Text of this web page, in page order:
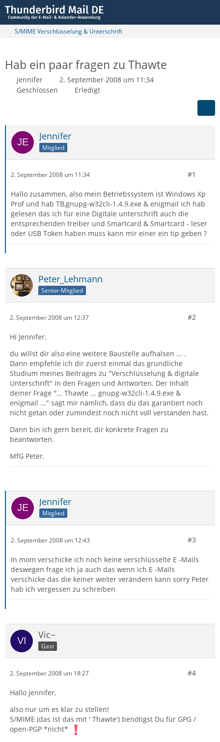
S/MIME Verschlüsselung & Unterschrift
Hab ein paar fragen zu Thawte
Jennifer
2. September 2008 um 11:34
Geschlossen
Erledigt
Jennifer
Mitglied
2. September 2008 um 11:34 #1
Hallo zusammen, also mein Betriebssystem ist Windows Xp
Prof und hab TB,gnupg-w32cli-1.4.9.exe & enigmail ich hab
gelesen das ich für eine Digitale unterschrift auch die
entsprechenden treiber und Smartcard & Smartcard - leser
oder USB Token haben muss kann mir einer ein tip geben ?
Peter_Lehmann
Senior-Mitglied
2. September 2008 um 12:37 #2
Hi Jennifer,
du willst dir also eine weitere Baustelle aufhalsen ... .
Dann empfehle ich dir zuerst einmal das gründliche
Studium meines Beitrages zu "Verschlüsselung & digitale
Unterschrift" in den Fragen und Antworten. Der Inhalt
deiner Frage "... Thawte ... gnupg-w32cli-1.4.9.exe &
enigmail ..." sagt mir nämlich, dass du das garantiert noch
nicht getan oder zumindest noch nicht voll verstanden hast.
Dann bin ich gern bereit, dir konkrete Fragen zu
beantworten.
MfG Peter.
Jennifer
Mitglied
2. September 2008 um 12:43 #3
In mom verschicke ich noch keine verschlüsselte E -Mails
deswegen frage ich ja auch das wenn ich E -Mails
verschicke das die keiner weiter verändern kann sorry Peter
hab ich vergessen zu schreiben
Vic~
Gast
2. September 2008 um 18:27 #4
Hallo Jennifer,
also nur um es klar zu stellen!
S/MIME (das ist das mit ' Thawte') benötigst Du für GPG /
open-PGP *nicht*